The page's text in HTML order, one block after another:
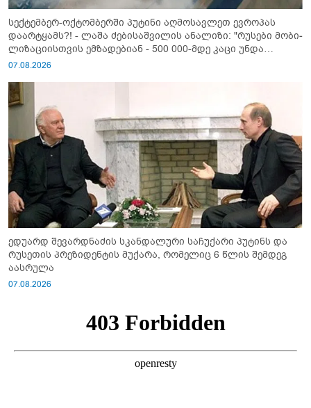
სექტემბერ-ოქტომბერში პუტინი აღმოსავლეთ ევროპას
დაარტყამს?! - ლაშა ძებისაშვილის ანალიზი: "რუსები მობი­
ლიზაციისთვის ემზადებიან - 500 000-მდე კაცი უნდა
გაიწვიონ ომში"
07.08.2026
ედუარდ შევარდნაძის სკანდალური საჩუქარი პუტინს და
რუსეთის პრეზიდენტის მუქარა, რომელიც 6 წლის შემდეგ
აასრულა
07.08.2026